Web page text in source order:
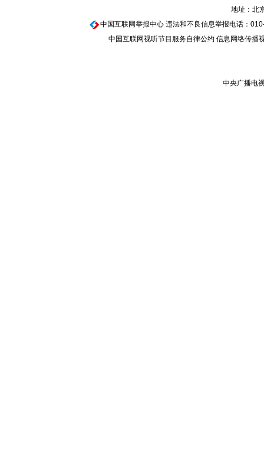
地址：北
中国互联网举报中心违法和不良信息举报电话：
中国互联网视听节目服务自律公约 信息网络传播
中央广播电